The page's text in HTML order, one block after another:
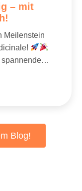
– mit
Meilenstein
spannende…
Blog!